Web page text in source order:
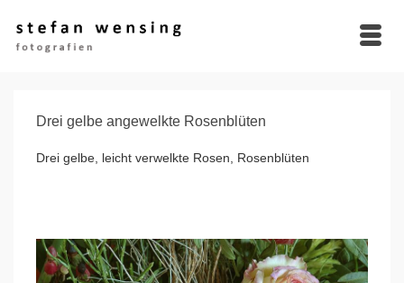
Drei gelbe angewelkte Rosenblüten
Drei gelbe, leicht verwelkte Rosen, Rosenblüten